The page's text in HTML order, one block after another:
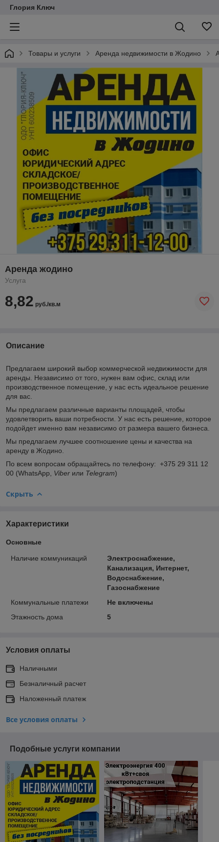
Глория Ключ
Товары и услуги Аренда недвижимости в Жодино
Аренда жодино
Услуга
8,82 руб./кв.м
Описание
Предлагаем широкий выбор коммерческой недвижимости для
аренды. Независимо от того, нужен вам офис, склад или
производственное помещение, у нас есть идеальное решение
для вас.
Мы предлагаем различные варианты площадей, чтобы
удовлетворить ваши потребности. У нас есть решение, которое
подойдет именно вам независимо от размера вашего бизнеса.
Мы предлагаем лучшее соотношение цены и качества на
аренду в Жодино.
По всем вопросам обращайтесь по телефону: +375 29 311 12
00 (WhatsApp, Viber или Telegram)
Скрыть
Характеристики
Основные
Наличие коммуникаций
Электроснабжение,
Канализация, Интернет,
Водоснабжение,
Газоснабжение
Коммунальные платежи
Не включены
Этажность дома
5
Условия оплаты
Наличными
Безналичный расчет
Наложенный платеж
Все условия оплаты
Подобные услуги компании